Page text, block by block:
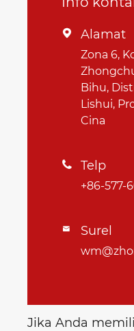
 Alamat
Zona 6,
Bihu,
Lishui,
Cina
 Telp
+86-577-
 Surel
Jika Anda